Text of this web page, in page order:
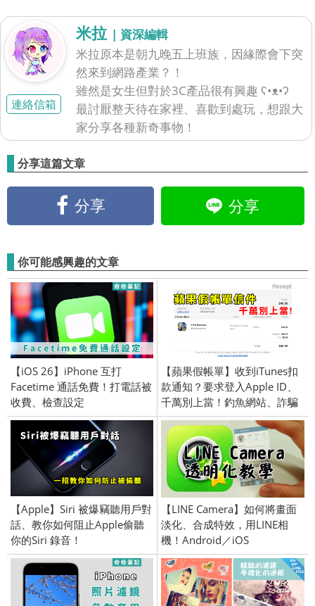
連絡信箱
米拉 | 資深編輯
米拉原本是朝九晚五上班族，因緣際會下突
然來到網路產業？！
雖然是女生但對於3C產品很有興趣 ʕ•ᴥ•ʔ
最討厭整天待在家裡、喜歡到處玩，想跟大
家分享各種新奇事物！
分享這篇文章
分享 分享
你可能感興趣的文章
【iOS 26】iPhone 互打
Facetime 通話免費！打電話被
收費、檢查設定
【蘋果假帳單】收到iTunes扣
款通知？要求登入Apple ID、
千萬別上當！釣魚網站、詐騙
手法、假官方E-mail
【Apple】Siri 被爆竊聽用戶對
話、教你如何阻止Apple偷聽
你的Siri 錄音！
【LINE Camera】如何將畫面
淡化、合成特效，用LINE相
機！Android／iOS